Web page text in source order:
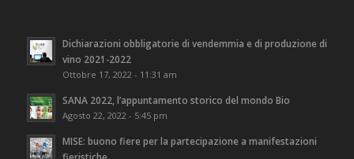
Dichiarazioni obbligatorie di vendemmia e di produzione di
vino 2021-2022
Ottobre 17, 2022 - 11:31 am
SANA 2022, l’appuntamento storico del mondo Bio
Agosto 22, 2022 - 5:45 pm
MISE: buono fiere per la partecipazione a manifestazioni
fieristiche